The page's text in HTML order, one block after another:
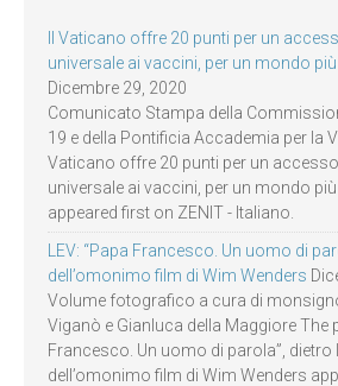
Il Vaticano offre 20 punti per un
universale ai vaccini, per un mondo
Dicembre 29, 2020
Comunicato Stampa della
19 e della Pontificia Accademia per la
Vaticano offre 20 punti per un
universale ai vaccini, per un mondo
appeared first on ZENIT - Italiano.
LEV: “Papa Francesco. Un uomo di
dell’omonimo film di Wim Wenders
Volume fotografico a cura di
Viganò e Gianluca della Maggiore The
Francesco. Un uomo di parola”, dietro
dell’omonimo film di Wim Wenders